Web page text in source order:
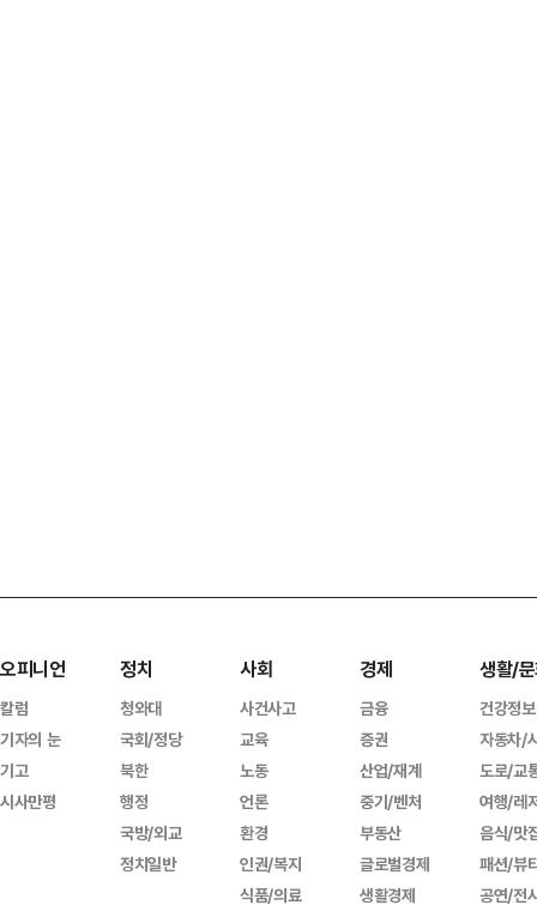
오피니언
칼럼
기자의 눈
기고
시사만평
정치
청와대
국회/정당
북한
행정
국방/외교
정치일반
사회
사건사고
교육
노동
언론
환경
인권/복지
식품/의료
경제
금융
증권
산업/재계
중기/벤처
부동산
글로벌경제
생활경제
생활/
건강정보
자동차/
도로/교
여행/레
음식/맛
패션/뷰
공연/전